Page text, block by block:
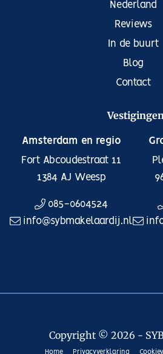
Nederland
Reviews
In de buurt
Blog
Contact
Vestigingen
Amsterdam en regio
Fort Abcoudestraat 11
1384 AJ Weesp
085-0604524
info@sybmakelaardij.nl
Copyright © 2026 -
Home Privacyverklaring